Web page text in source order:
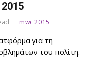
mwc 2015
για τη
του πολίτη.